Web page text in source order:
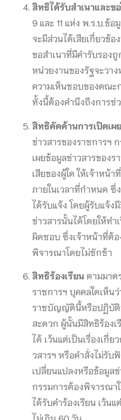
สิทธิได้รับสำเนาและข
9 และ 11 แห่ง พ.ร.บ.ข้
จะมีส่วนได้เสียเกี่ยวข้
ขอสำเนาที่มีคำรับรอง
หน่วยงานของรัฐจะวา
ความเห็นชอบของคณะ
ทั้งนี้ต้องคำนึงถึงการช่
สิทธิคัดค้านการเปิดเผย
ข่าวสารของราชการฯ
เผยข้อมูลข่าวสารของ
เสียของผู้ใด ให้เจ้าหน้
ภายในเวลาที่กำหนด ซึ่
ได้รับแจ้ง โดยผู้รับแจ้ง
ข่าวสารนั้นได้โดยให้ท
ผิดชอบ ซึ่งเจ้าหน้าที่ต้
พิจารณาโดยไม่ชักช้า
สิทธิร้องเรียน ตามมาต
ราชการฯ บุคคลใดเห็น
ราชบัญญัตินี้หรือปฏิบัติ
สะดวก ผู้นั้นมีสิทธิร้อง
ได้ เว้นแต่เป็นเรื่องเกี่
วสารฯ หรือคำสั่งไม่รับ
เปลี่ยนแปลงหรือข้อมูล
กรรมการต้องพิจารณา
ได้รับคำร้องเรียน เว้น
ไม่เกิน 60 วัน